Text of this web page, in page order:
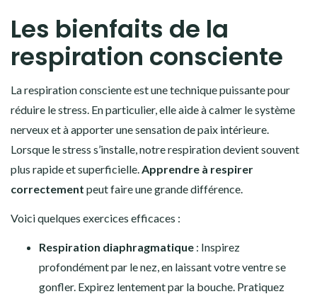
Les bienfaits de la
respiration consciente
La respiration consciente est une technique puissante pour
réduire le stress. En particulier, elle aide à calmer le système
nerveux et à apporter une sensation de paix intérieure.
Lorsque le stress s’installe, notre respiration devient souvent
plus rapide et superficielle.Apprendre à respirer
correctement peut faire une grande différence.
Voici quelques exercices efficaces :
Respiration diaphragmatique : Inspirez
profondément par le nez, en laissant votre ventre se
gonfler. Expirez lentement par la bouche. Pratiquez